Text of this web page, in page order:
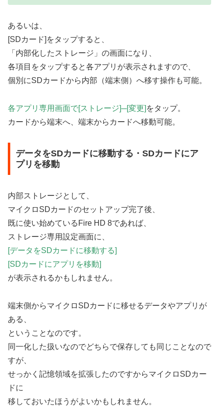
あるいは、
[SDカード]をタップすると、
「内部化したストレージ」の画面になり、
各項目をタップすると各アプリが表示されますので、
個別にSDカードから内部（端末側）へ移す操作も可能。
各アプリ専用画面で[ストレージ]─[変更] をタップ。
カードから端末へ、端末からカードへ移動可能。
データをSDカードに移動する・SDカードにア
プリを移動
内部ストレージとして、
マイクロSDカードのセットアップ完了後、
既に使い始めているFire HD 8であれば、
ストレージ専用設定画面に、
[データをSDカードに移動する]
[SDカードにアプリを移動]
が表示されるかもしれません。
端末側からマイクロSDカードに移せるデータやアプリが
ある、
ということなのです。
同一化した扱いなのでどちらで保存しても同じことなので
すが、
せっかく記憶領域を拡張したのですからマイクロSDカー
ドに
移しておいたほうがよいかもしれません。